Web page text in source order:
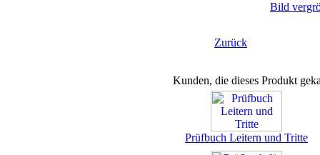
Bild
Zurück
Kunden, die dieses Produkt
Prüfbuch Leitern und Tritte